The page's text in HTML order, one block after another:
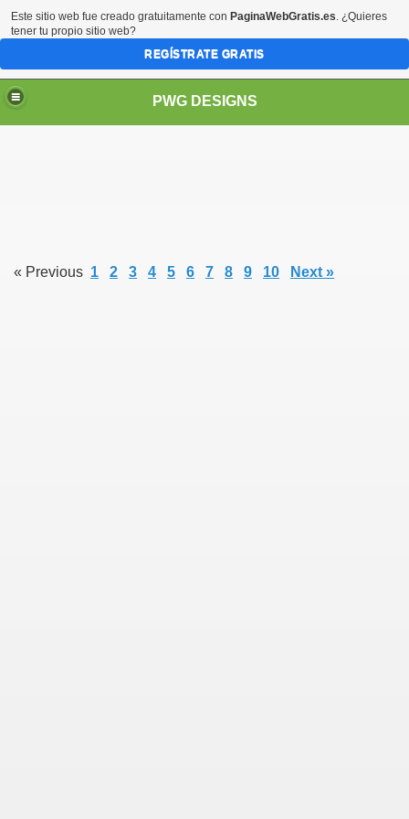
PWG DESIGNS
« Previous 1 2 3 4 5 6 7 8 9 10 Next »
Este sitio web fue creado gratuitamente con PaginaWebGratis.es. ¿Quieres
tener tu propio sitio web?
REGÍSTRATE GRATIS